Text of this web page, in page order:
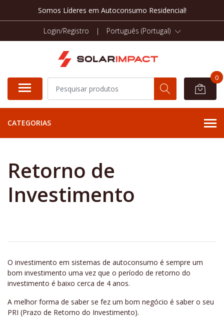
Somos Líderes em Autoconsumo Residencial!
Login/Registro | Português (Portugal)
0
CATEGORIAS
Retorno de
Investimento
O investimento em sistemas de autoconsumo é sempre um
bom investimento uma vez que o período de retorno do
investimento é baixo cerca de 4 anos.
A melhor forma de saber se fez um bom negócio é saber o seu
PRI (Prazo de Retorno do Investimento).